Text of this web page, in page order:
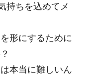
持ちを込めてメ
形にするために
本当に難しいん